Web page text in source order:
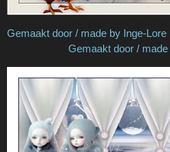
Gemaakt door /
Gemaakt door / made by